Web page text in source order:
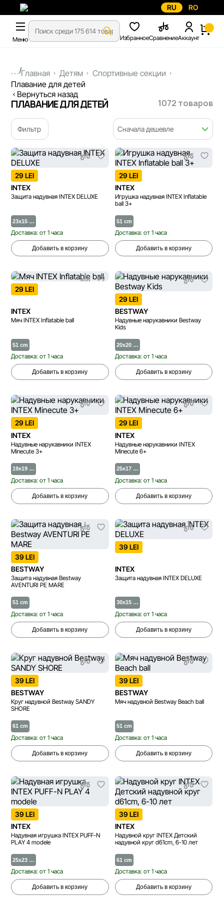
RU RO
Меню ИзбранноеСравнениеАккаунт
...Главная Детям
Спортивные секции
Плавание для детей
Вернуться назад
ПЛАВАНИЕ ДЛЯ ДЕТЕЙ 1072 товаров
Фильтр Сначала дешевле
29 LEI
INTEX
Защита надувная INTEX DELUXE
23x15 …
Доставка: от 1 часа
Добавить в корзину
29 LEI
INTEX
Игрушка надувная INTEX Inflatable
ball 3+
51 cm
Доставка: от 1 часа
Добавить в корзину
29 LEI
INTEX
Мяч INTEX Inflatable ball
51 cm
Доставка: от 1 часа
Добавить в корзину
29 LEI
BESTWAY
Надувные нарукавники Bestway
Kids
20x20 …
Доставка: от 1 часа
Добавить в корзину
29 LEI
INTEX
Надувные нарукавники INTEX
Minecute 3+
19x19 …
Доставка: от 1 часа
Добавить в корзину
29 LEI
INTEX
Надувные нарукавники INTEX
Minecute 6+
25x17 …
Доставка: от 1 часа
Добавить в корзину
39 LEI
BESTWAY
Защита надувная Bestway
AVENTURI PE MARE
51 cm
Доставка: от 1 часа
Добавить в корзину
39 LEI
INTEX
Защита надувная INTEX DELUXE
30x15 …
Доставка: от 1 часа
Добавить в корзину
39 LEI
BESTWAY
Круг надувной Bestway SANDY
SHORE
61 cm
Доставка: от 1 часа
Добавить в корзину
39 LEI
BESTWAY
Мяч надувной Bestway Beach ball
51 cm
Доставка: от 1 часа
Добавить в корзину
39 LEI
INTEX
Надувная игрушка INTEX PUFF-N
PLAY 4 modele
25x23 …
Доставка: от 1 часа
Добавить в корзину
39 LEI
INTEX
Надувной круг INTEX Детский
надувной круг d61cm, 6-10 лет
61 cm
Доставка: от 1 часа
Добавить в корзину